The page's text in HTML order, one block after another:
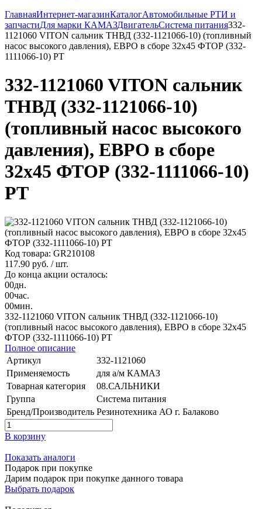
ГлавнаяИнтернет-магазинКаталогАвтомобильные РТИ и
запчастиДля марки КАМАЗДвигательСистема питания332-
1121060 VITON сальник ТНВД (332-1121066-10) (топливный
насос высокого давления), ЕВРО в сборе 32х45 ФТОР (332-
1111066-10) РТ
332-1121060 VITON сальник
ТНВД (332-1121066-10)
(топливный насос высокого
давления), ЕВРО в сборе
32х45 ФТОР (332-1111066-10)
РТ
Код товара: GR210108
117.90 руб. / шт.
До конца акции осталось:
00дн.
00час.
00мин.
332-1121060 VITON сальник ТНВД (332-1121066-10)
(топливный насос высокого давления), ЕВРО в сборе 32х45
ФТОР (332-1111066-10) РТ
Полное описание
Артикул
332-1121060
Применяемость
для а/м КАМАЗ
Товарная категория
08.САЛЬНИКИ
Группа
Система питания
Бренд/Производитель Резинотехника АО г. Балаково
В корзину
Показать аналоги
Подарок при покупке
Дарим подарок при покупке данного товара
Выбрать подарок